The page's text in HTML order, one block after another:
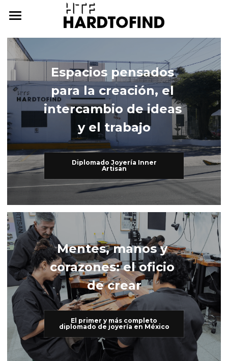
THE WHAT
The What
Inner Artisan
International Workshops
Further Studies
Try Hard
THE WHO
The Who
At Home
Family
Dear Friends
THE WHY
THE HOW
ONLINE CAMPUS
THE ARCHIVE
cursos@htf.org.mx
Espacios pensados
para la creación, el
intercambio de ideas
y el trabajo
Diplomado Joyería Inner
Artisan
Mentes, manos y
corazones: el oficio
de crear
El primer y más completo
diplomado de joyería en México